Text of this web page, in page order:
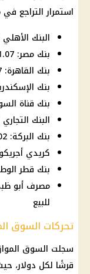
استمرار التراجع
البنك الأهلي المصري: 51.07
بنك مصر: 51.07 للشراء، 51.17 للبيع
بنك القاهرة: 51.07 للشراء، 51.17 للبيع
بنك الإسكندرية: 51.05 للشراء،
بنك قناة السويس: 51.07
البنك التجاري الدولي: 51.02
بنك البركة: 51.02 للشراء، 51.12 للبيع
كريدي أجريكول: 51.02 للشراء،
بنك قطر الوطني: 51.07 للشراء،
للبيع
تحركات السوق
سجلت السوق
قرشًا لكل دولار، حيث